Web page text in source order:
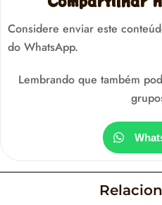
Considere enviar este
do WhatsApp.
Lembrando que também